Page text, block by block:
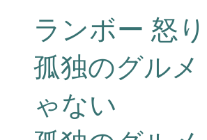
ランボー 怒
孤独のグル
ゃない